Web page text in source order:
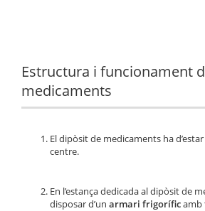
Estructura i funcionament
medicaments
El dipòsit de medicaments ha d’estar
centre.
En l’estança dedicada al dipòsit de
disposar d’un armari frigoríficamb